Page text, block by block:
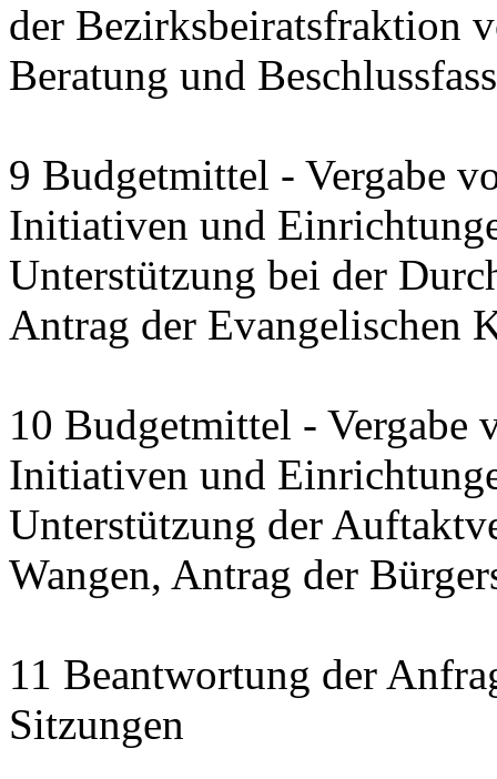
der Bezirksbeiratsfraktion
Beratung und
9 Budgetmittel - Vergabe
Initiativen und
Unterstützung bei der
Antrag der Evangelischen
10 Budgetmittel - Vergabe
Initiativen und
Unterstützung der
Wangen, Antrag der
11 Beantwortung der
Sitzungen